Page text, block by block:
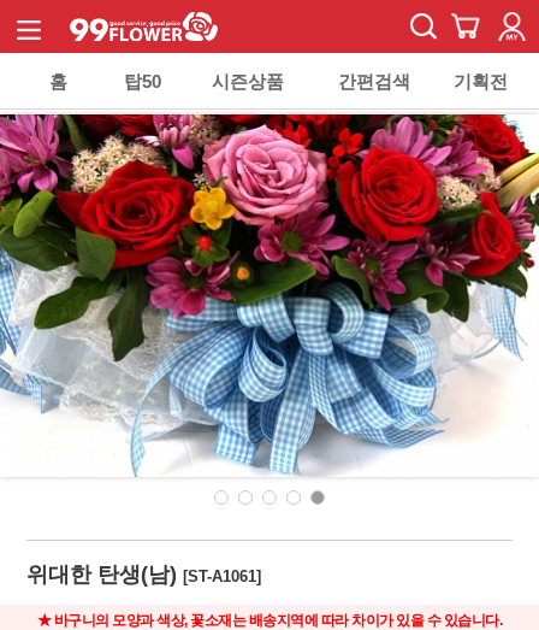
홈 탑50 시즌상품 간편검색 기획전
위대한 탄생(남)[ST-A1061]
★ 바구니의 모양과 색상, 꽃소재는 배송지역에 따라 차이가 있을 수 있습니다.